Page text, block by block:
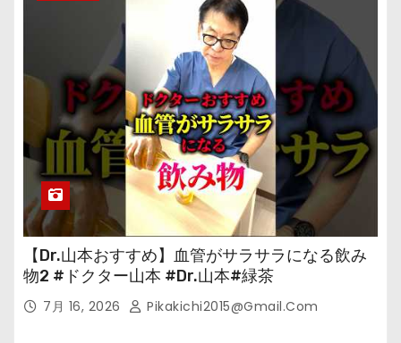
【Dr.山本おすすめ】血管がサラサラになる飲み
物2 #ドクター山本 #Dr.山本#緑茶
7月 16, 2026 Pikakichi2015@gmail.com